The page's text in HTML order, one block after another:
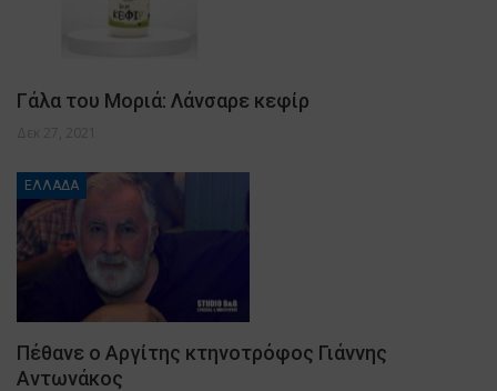
Γάλα του Μοριά: Λάνσαρε κεφίρ
Δεκ 27, 2021
ΕΛΛΑΔΑ
Πέθανε o Αργίτης κτηνοτρόφος Γιάννης
Αντωνάκος